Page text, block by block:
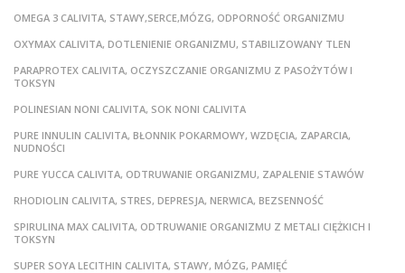
OMEGA 3 CALIVITA, STAWY,SERCE,MÓZG, ODPORNOŚĆ ORGANIZMU
OXYMAX CALIVITA, DOTLENIENIE ORGANIZMU, STABILIZOWANY TLEN
PARAPROTEX CALIVITA, OCZYSZCZANIE ORGANIZMU Z PASOŻYTÓW I
TOKSYN
POLINESIAN NONI CALIVITA, SOK NONI CALIVITA
PURE INNULIN CALIVITA, BŁONNIK POKARMOWY, WZDĘCIA, ZAPARCIA,
NUDNOŚCI
PURE YUCCA CALIVITA, ODTRUWANIE ORGANIZMU, ZAPALENIE STAWÓW
RHODIOLIN CALIVITA, STRES, DEPRESJA, NERWICA, BEZSENNOŚĆ
SPIRULINA MAX CALIVITA, ODTRUWANIE ORGANIZMU Z METALI CIĘŻKICH I
TOKSYN
SUPER SOYA LECITHIN CALIVITA, STAWY, MÓZG, PAMIĘĆ